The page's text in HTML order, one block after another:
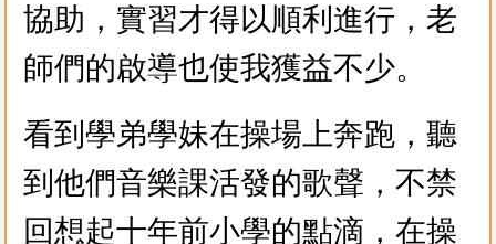
協助，實習才得以順利進行，老
師們的啟導也使我獲益不少。
看到學弟學妹在操場上奔跑，聽
到他們音樂課活發的歌聲，不禁
回想起十年前小學的點滴，在操